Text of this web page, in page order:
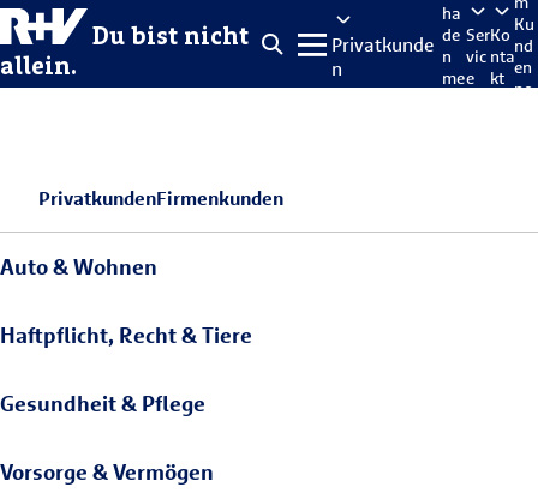
Du bist nicht
allein.
Privatkunde
n
ha
de
n
me
Ser
vic
e
Ko
nta
kt
Ku
nd
en
po
PrivatkundenFirmenkunden
Auto & Wohnen
Haftpflicht, Recht & Tiere
Gesundheit & Pflege
Vorsorge & Vermögen